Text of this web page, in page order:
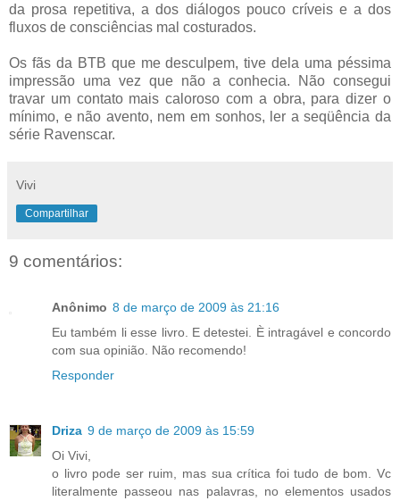
da prosa repetitiva, a dos diálogos pouco críveis e a dos
fluxos de consciências mal costurados.
Os fãs da BTB que me desculpem, tive dela uma péssima
impressão uma vez que não a conhecia. Não consegui
travar um contato mais caloroso com a obra, para dizer o
mínimo, e não avento, nem em sonhos, ler a seqüência da
série Ravenscar.
Vivi
Compartilhar
9 comentários:
Anônimo 8 de março de 2009 às 21:16
Eu também li esse livro. E detestei. È intragável e concordo
com sua opinião. Não recomendo!
Responder
Driza 9 de março de 2009 às 15:59
Oi Vivi,
o livro pode ser ruim, mas sua crítica foi tudo de bom. Vc
literalmente passeou nas palavras, no elementos usados